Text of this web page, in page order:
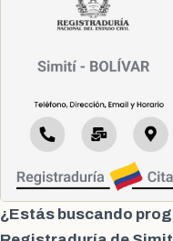
¿Estás buscando